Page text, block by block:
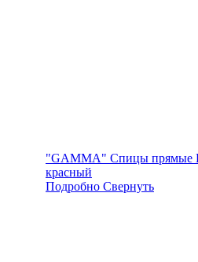
"GAMMA" Спицы прямые
красный
Подробно Свернуть